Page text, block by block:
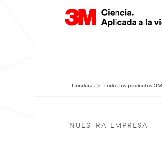
Honduras Todos los productos 3M
NUESTRA EMPRESA